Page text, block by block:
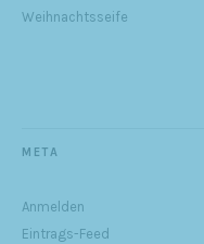
Weihnachtsseife
META
Anmelden
Eintrags-Feed